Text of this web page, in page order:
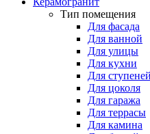
Тип помещения
Для фасада
Для ванной
Для улицы
Для кухни
Для ступеней
Для цоколя
Для гаража
Для террасы
Для камина